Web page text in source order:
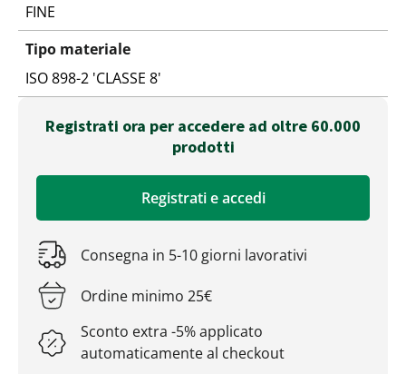
FINE
Tipo materiale
ISO 898-2 'CLASSE 8'
Registrati ora per accedere ad oltre 60.000
prodotti
Registrati e accedi
Consegna in 5-10 giorni lavorativi
Ordine minimo 25€
Sconto extra -5% applicato
automaticamente al checkout